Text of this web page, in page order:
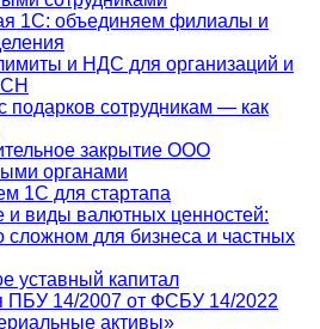
1С: объединяем филиалы и
и НДС для организаций и
подарков сотрудникам — как
закрытие ООО
органами
1С для стартапа
и виды валютных ценностей:
сложном для бизнеса и частных
уставный капитал
ПБУ 14/2007 от ФСБУ 14/2022
активы»